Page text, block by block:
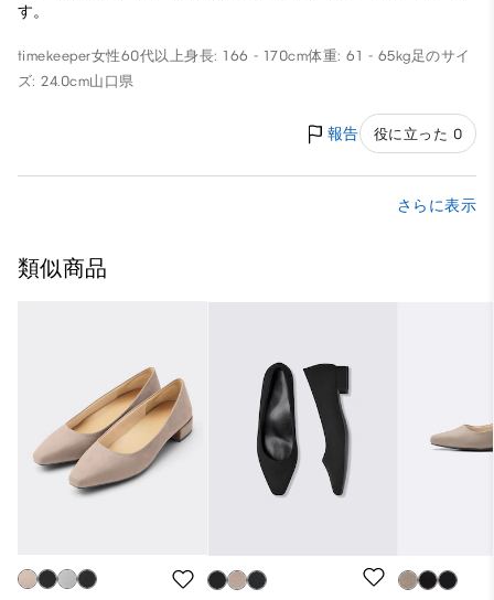
す。
timekeeper女性60代以上身長: 166 - 170cm体重: 61 - 65kg足のサイ
ズ: 24.0cm山口県
報告 役に立った 0
さらに表示
類似商品